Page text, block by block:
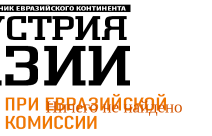
Ничего не найдено